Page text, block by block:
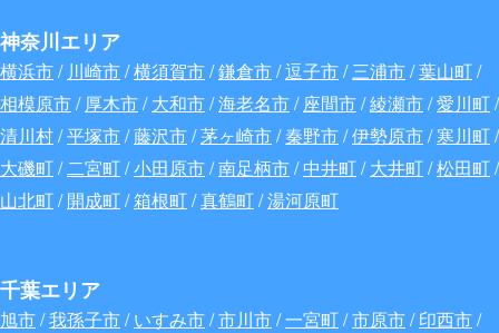
神奈川エリア
横浜市/ 川崎市/横須賀市/鎌倉市/逗子市/三浦市/葉山町/
相模原市/厚木市/大和市/海老名市/座間市/綾瀬市/愛川町/
清川村/平塚市/藤沢市/茅ヶ崎市/秦野市/伊勢原市/寒川町/
大磯町/二宮町/小田原市/南足柄市/中井町/大井町/松田町/
山北町/開成町/箱根町/真鶴町/湯河原町
千葉エリア
旭市/我孫子市/いすみ市/市川市/一宮町/市原市/印西市/